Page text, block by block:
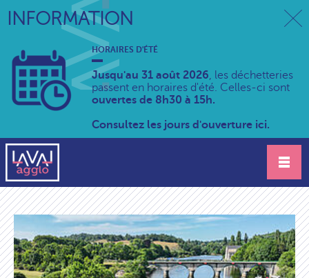
INFORMATION
HORAIRES D'ÉTÉ
Jusqu'au 31 août 2026, les déchetteries
passent en horaires d'été. Celles-ci sont
ouvertes de 8h30 à 15h.
Consultez les jours d'ouverture ici.